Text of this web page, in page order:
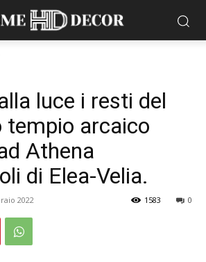
luce i resti del
tempio arcaico
Athena
di Elea-Velia.
2022 0
1583